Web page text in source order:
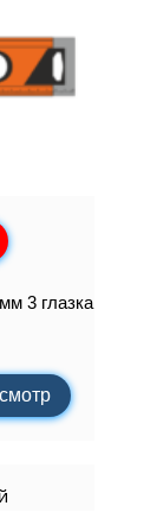
3 глазка